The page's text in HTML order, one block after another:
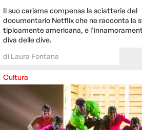
Il suo carisma compensa la sciatteria del
documentario Netflix che ne racconta la
tipicamente americana, e
diva delle dive.
di Laura Fontana
Cultura